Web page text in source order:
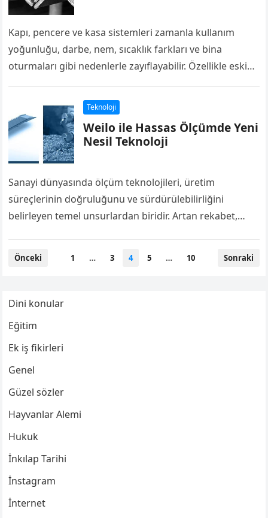
Kapı, pencere ve kasa sistemleri zamanla kullanım
yoğunluğu, darbe, nem, sıcaklık farkları ve bina
oturmaları gibi nedenlerle zayıflayabilir. Özellikle eski
bölgelerinin gevşemesi…
Teknoloji
Weilo ile Hassas Ölçümde Yeni
Nesil Teknoloji
Sanayi dünyasında ölçüm teknolojileri, üretim
süreçlerinin doğruluğunu ve sürdürülebilirliğini
belirleyen temel unsurlardan biridir. Artan rekabet,
Yazı
Önceki 1 … 3 4 5 … 10 Sonraki
Dini konular
Eğitim
Ek iş fikirleri
Genel
Güzel sözler
Hayvanlar Alemi
Hukuk
İnkılap Tarihi
İnstagram
İnternet